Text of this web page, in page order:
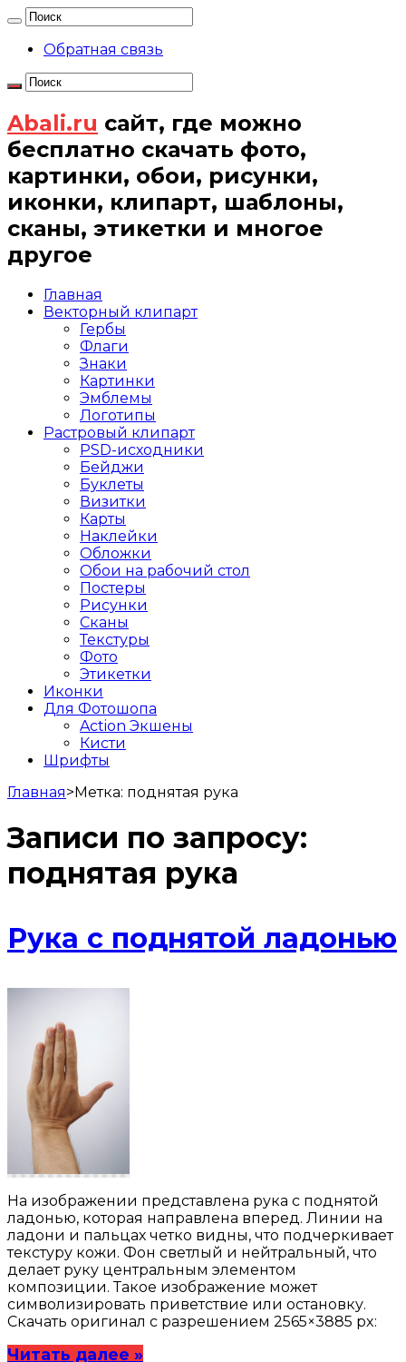
Обратная связь
Abali.ru сайт, где можно
бесплатно скачать фото,
картинки, обои, рисунки,
иконки, клипарт, шаблоны,
сканы, этикетки и многое
другое
Главная
Векторный клипарт
Гербы
Флаги
Знаки
Картинки
Эмблемы
Логотипы
Растровый клипарт
PSD-исходники
Бейджи
Буклеты
Визитки
Карты
Наклейки
Обложки
Обои на рабочий стол
Постеры
Рисунки
Сканы
Текстуры
Фото
Этикетки
Иконки
Для Фотошопа
Action Экшены
Кисти
Шрифты
Главная>Метка: поднятая рука
Записи по запросу:
поднятая рука
Рука с поднятой ладонью
На изображении представлена рука с поднятой
ладонью, которая направлена вперед. Линии на
ладони и пальцах четко видны, что подчеркивает
текстуру кожи. Фон светлый и нейтральный, что
делает руку центральным элементом
композиции. Такое изображение может
символизировать приветствие или остановку.
Скачать оригинал с разрешением 2565×3885 px:
Читать далее »